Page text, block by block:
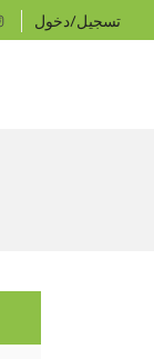
تسجيل/دخول